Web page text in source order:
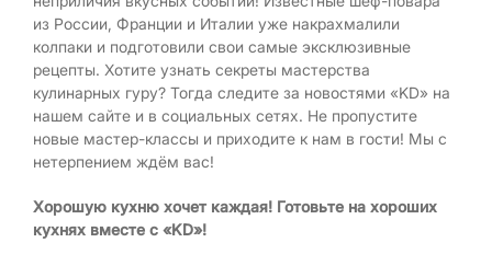
из России, Франции и Италии уже накрахмалили
колпаки и подготовили свои самые эксклюзивные
рецепты. Хотите узнать секреты мастерства
кулинарных гуру? Тогда следите за новостями «KD» на
нашем сайте и в социальных сетях. Не пропустите
новые мастер-классы и приходите к нам в гости! Мы с
нетерпением ждём вас!
Хорошую кухню хочет каждая! Готовьте на хороших
кухнях вместе с «KD»!